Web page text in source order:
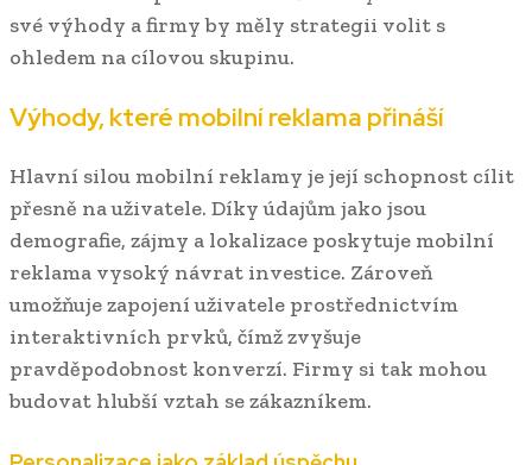
své výhody a firmy by měly strategii volit s
ohledem na cílovou skupinu.
Výhody, které mobilní reklama přináší
Hlavní silou mobilní reklamy je její schopnost cílit
přesně na uživatele. Díky údajům jako jsou
demografie, zájmy a lokalizace poskytuje mobilní
reklama vysoký návrat investice. Zároveň
umožňuje zapojení uživatele prostřednictvím
interaktivních prvků, čímž zvyšuje
pravděpodobnost konverzí. Firmy si tak mohou
budovat hlubší vztah se zákazníkem.